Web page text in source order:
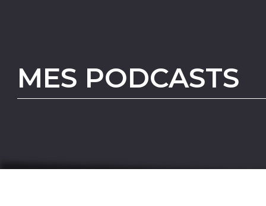
MES PODCASTS